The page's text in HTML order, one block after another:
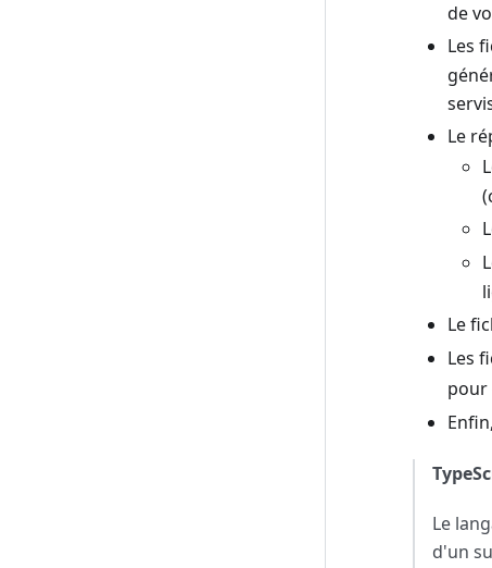
de
Les
Le
Le
Les
pour
Le
d'un